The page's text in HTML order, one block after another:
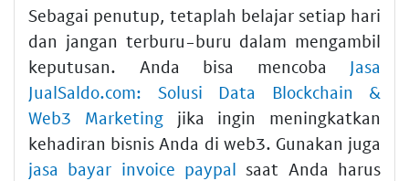
Sebagai penutup, tetaplah belajar setiap hari
dan jangan terburu-buru dalam mengambil
keputusan. Anda bisa mencoba Jasa
JualSaldo.com: Solusi Data Blockchain &
Web3 Marketingjika ingin meningkatkan
kehadiran bisnis Anda di web3. Gunakan juga
jasa bayar invoice paypal saat Anda harus